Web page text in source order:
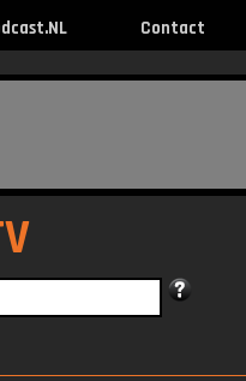
Contact